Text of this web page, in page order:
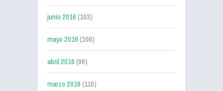
junio 2016(103)
mayo 2016(100)
abril 2016(96)
marzo 2016(110)